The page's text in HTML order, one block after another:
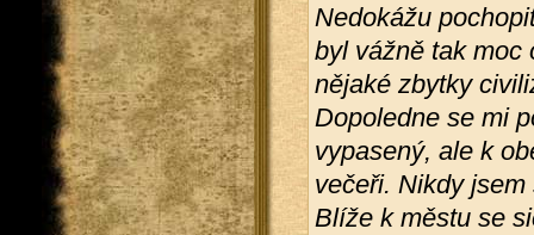
Nedokážu
byl vážně tak moc
nějaké zbytky
Dopoledne se mi
vypasený, ale k
večeři. Nikdy
Blíže k městu se